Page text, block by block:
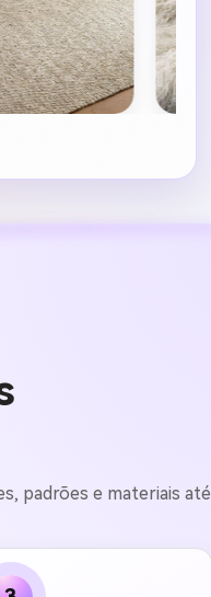
padrões e materiais até